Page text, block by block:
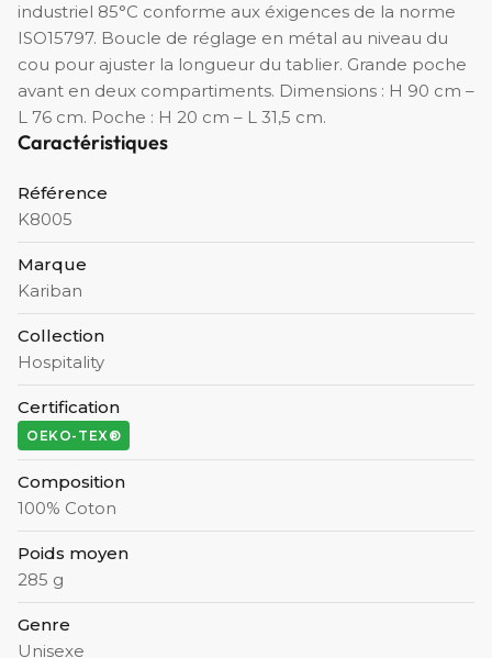
industriel 85°C conforme aux éxigences de la norme
ISO15797. Boucle de réglage en métal au niveau du
cou pour ajuster la longueur du tablier. Grande poche
avant en deux compartiments. Dimensions : H 90 cm –
L 76 cm. Poche : H 20 cm – L 31,5 cm.
Caractéristiques
Référence
K8005
Marque
Kariban
Collection
Hospitality
Certification
OEKO-TEX®
Composition
100% Coton
Poids moyen
285 g
Genre
Unisexe